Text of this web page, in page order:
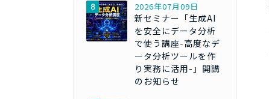
2026年07月09日
新セミナー「生成AI
を安全にデータ分析
で使う講座-高度なデ
ータ分析ツールを作
り実務に活用-」開講
のお知らせ